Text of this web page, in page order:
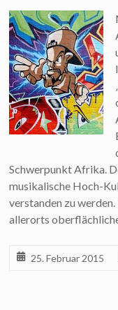
Schwerpunkt Afrika.
musikalische Hoch-
verstanden zu
allerorts
25. Februar 2015